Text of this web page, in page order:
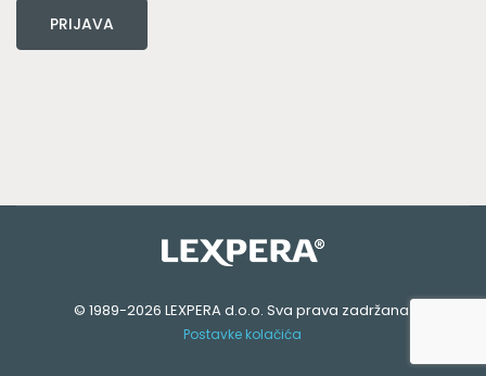
© 1989-2026 LEXPERA d.o.o. Sva prava zadržana.
Postavke kolačića